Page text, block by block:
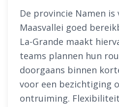
De provincie Namen is
Maasvallei goed
La-Grande maakt
teams plannen hun
doorgaans binnen
voor een bezichtiging
ontruiming.